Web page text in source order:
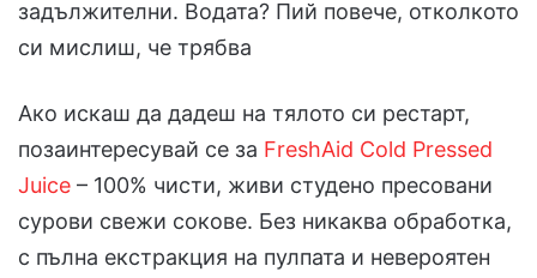
задължителни. Водата? Пий повече, отколкото
си мислиш, че трябва
Ако искаш да дадеш на тялото си рестарт,
позаинтересувай се за FreshAid Cold Pressed
Juice – 100% чисти, живи студено пресовани
сурови свежи сокове. Без никаква обработка,
с пълна екстракция на пулпата и невероятен